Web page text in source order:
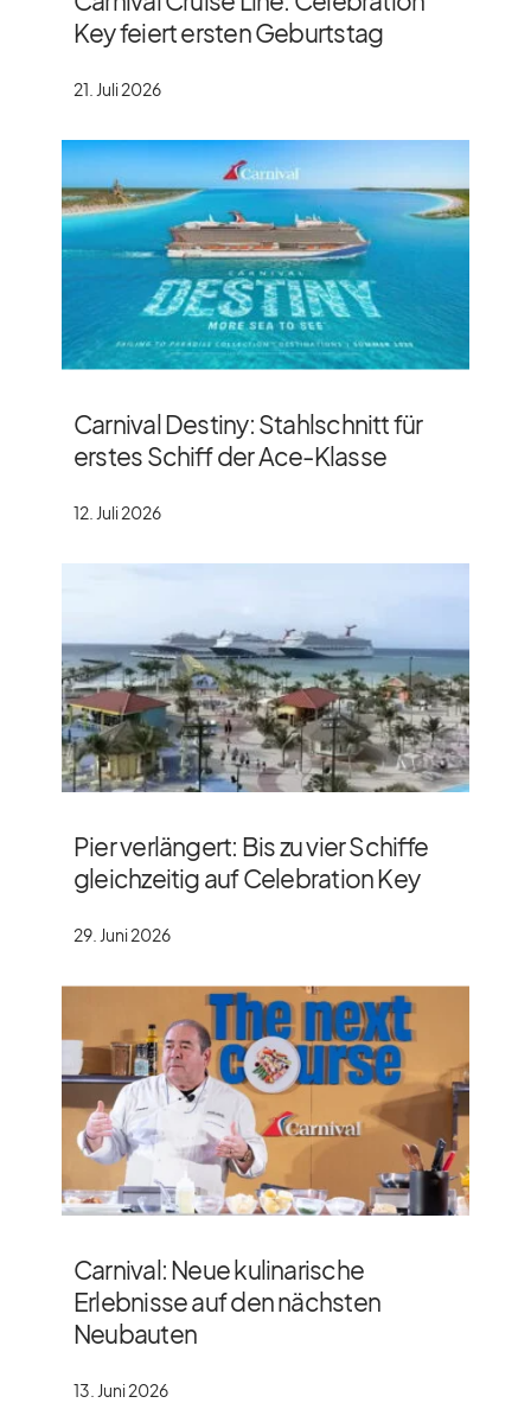
Key feiert ersten Geburtstag
21. Juli 2026
Carnival Destiny: Stahlschnitt für
erstes Schiff der Ace-Klasse
12. Juli 2026
Pier verlängert: Bis zu vier Schiffe
gleichzeitig auf Celebration Key
29. Juni 2026
Carnival: Neue kulinarische
Erlebnisse auf den nächsten
Neubauten
13. Juni 2026